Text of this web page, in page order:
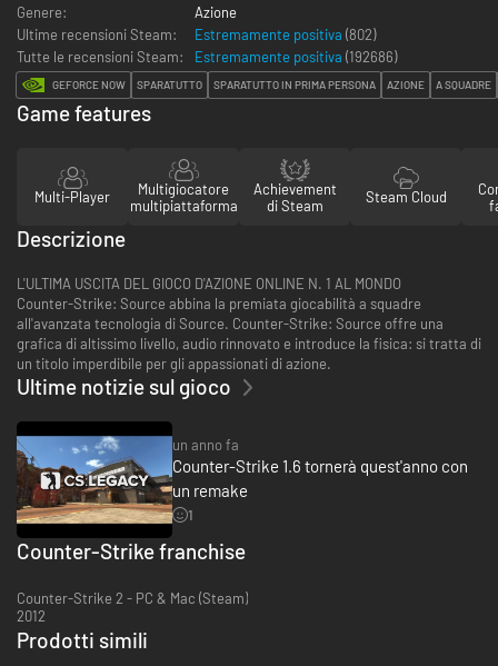
Genere:
Azione
Ultime recensioni Steam:
Estremamente positiva (802)
Tutte le recensioni Steam:
Estremamente positiva (192686)
GEFORCE NOW SPARATUTTO SPARATUTTO IN PRIMA PERSONA AZIONE A SQUADRE
Game features
Multi-Player
Multigiocatore
multipiattaforma
Achievement
di Steam
Steam Cloud
Descrizione
L'ULTIMA USCITA DEL GIOCO D'AZIONE ONLINE N. 1 AL MONDO
Counter-Strike: Source abbina la premiata giocabilità a squadre
all'avanzata tecnologia di Source. Counter-Strike: Source offre una
grafica di altissimo livello, audio rinnovato e introduce la fisica: si tratta di
un titolo imperdibile per gli appassionati di azione.
Ultime notizie sul gioco
un anno fa
Counter-Strike 1.6 tornerà quest'anno con
un remake
1
Counter-Strike franchise
Counter-Strike 2 - PC & Mac (Steam)
2012
Prodotti simili